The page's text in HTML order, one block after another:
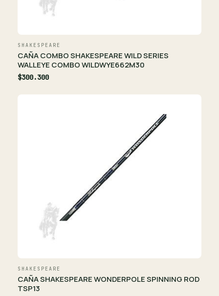
SHAKESPEARE
CAÑA COMBO SHAKESPEARE WILD SERIES
WALLEYE COMBO WILDWYE662M30
$300.300
SHAKESPEARE
CAÑA SHAKESPEARE WONDERPOLE SPINNING ROD
TSP13